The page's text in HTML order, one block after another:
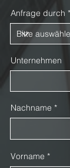
Anfrage durch
Unternehmen
Nachname
Vorname